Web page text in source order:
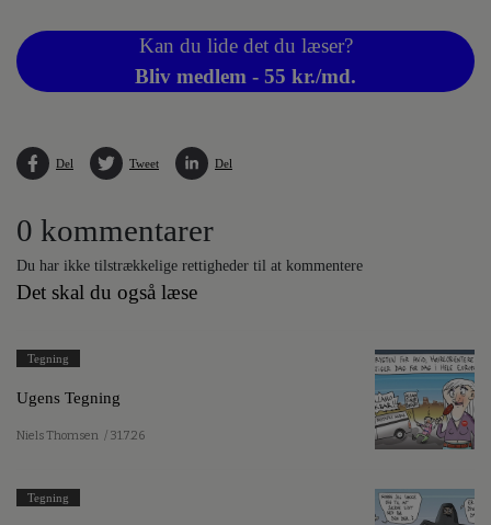
Kan du lide det du læser?
Bliv medlem - 55 kr./md.
Del Tweet Del
0 kommentarer
Du har ikke tilstrækkelige rettigheder til at kommentere
Det skal du også læse
Tegning
Ugens Tegning
Niels Thomsen / 31.7.26
Tegning